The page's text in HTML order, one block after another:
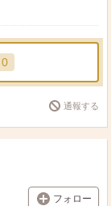
0
通報する
フォロー